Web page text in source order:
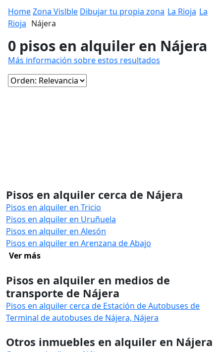
HomeZona Vislble Dibujar tu propia zona La Rioja La
Rioja Nájera
0 pisos en alquiler en Nájera
Más información sobre estos resultados
Pisos en alquiler cerca de Nájera
Pisos en alquiler en Tricio
Pisos en alquiler en Uruñuela
Pisos en alquiler en Alesón
Pisos en alquiler en Arenzana de Abajo
Ver más
Pisos en alquiler en medios de
transporte de Nájera
Pisos en alquiler cerca de Estación de Autobuses de
Terminal de autobuses de Nájera, Nájera
Otros inmuebles en alquiler en Nájera